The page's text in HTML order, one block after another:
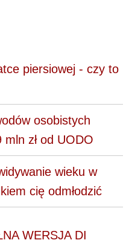
piersiowej - czy to
osobistych
zł od UODO
wieku w
cię odmłodzić
WERSJA DI